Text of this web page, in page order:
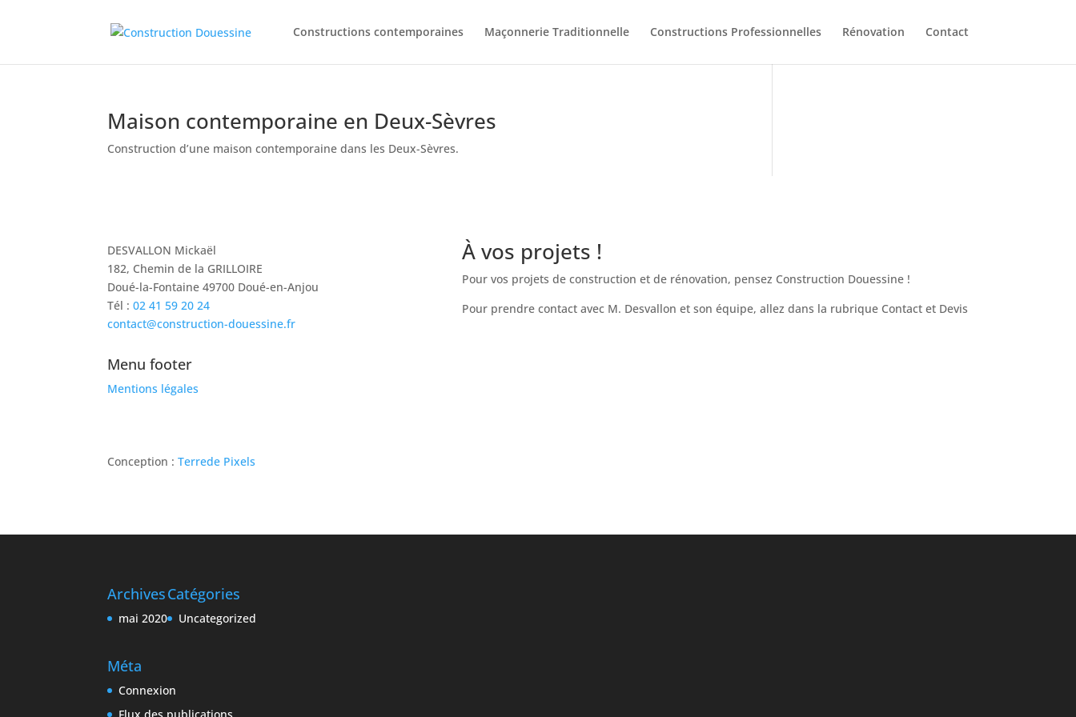
Constructions contemporaines Maçonnerie Traditionnelle Constructions Professionnelles Rénovation Contact
Maison contemporaine en Deux-Sèvres
Construction d’une maison contemporaine dans les Deux-Sèvres.
DESVALLON Mickaël
182, Chemin de la GRILLOIRE
Doué-la-Fontaine 49700 Doué-en-Anjou
Tél :02 41 59 20 24
contact@construction-douessine.fr
Menu footer
Mentions légales
À vos projets !
Pour vos projets de construction et de rénovation, pensez Construction Douessine !
Pour prendre contact avec M. Desvallon et son équipe, allez dans la rubrique Contact et Devis
Conception :Terrede Pixels
Archives
mai 2020
Catégories
Uncategorized
Méta
Connexion